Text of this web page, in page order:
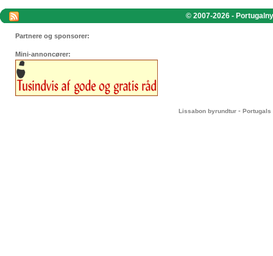
© 2007-2026 -
Partnere og sponsorer:
Mini-annoncører:
Lissabon byrundtur - Portugals